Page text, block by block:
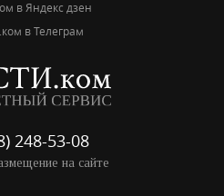
в Яндекс дзен
в Телеграм
248-53-08
на сайте